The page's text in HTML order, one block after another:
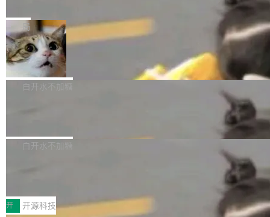
是把这段空隙补上。 回退到任何一次编辑：Delt
aDB 捕获 commit 之间的每一次操作，...
微软同期总资本开支的四成。 与亚马逊、Alpha
bet、微软以及 Meta 等传统科技巨头相比，Spa
ceXAI的资金消耗速度尤为引人瞩目。然而，支
撑庞大支出的资金来源却呈现出截然不同的面
貌。数据显示，微软和 Meta 主要依托充沛的经
一个在终端里运行的编程 agent；Muse Spark
1.2，驱动这个 agent 的新模型。一句话概括：
你可以用 curl -fsSL https://dev.meta.ai/install.
sh | bash 安装一个能在大项目里自动规划、写
代码、验证结果的 AI 终端工具。 据介绍，Muse
个主 agent 循环，外加一组后台 agent。这些后
局
美团开源 LoHoSearch，用知识图谱校
准 AI 能力认知
机器出题的前提，是让机器拥有全局视野。整个
构建流程可以分为四个环节：建图 → 控制难度
白开水不加糖
库，并将作为transport接入Mooncake TENT。
MPComm将作为一种传输引擎接入Mooncake T
白开水不加糖
型案例入选名单》，深信服“面向企业研发场景的
开 开源科技